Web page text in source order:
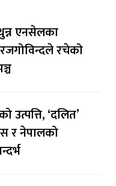
एनसेलका
रचेको
उत्पत्ति, ‘दलित’
र नेपालको